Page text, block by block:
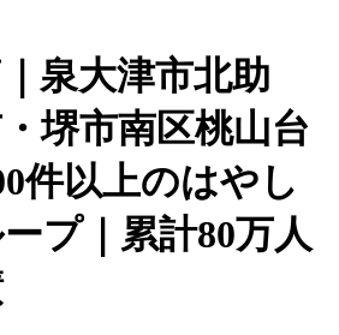
泉大津市北助
堺市南区桃山台
件以上のはやし
プ｜累計80万人